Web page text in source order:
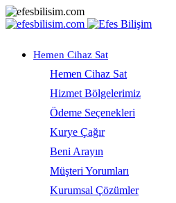
Hemen Cihaz Sat
Hemen Cihaz Sat
Hizmet Bölgelerimiz
Ödeme Seçenekleri
Kurye Çağır
Beni Arayın
Müşteri Yorumları
Kurumsal Çözümler